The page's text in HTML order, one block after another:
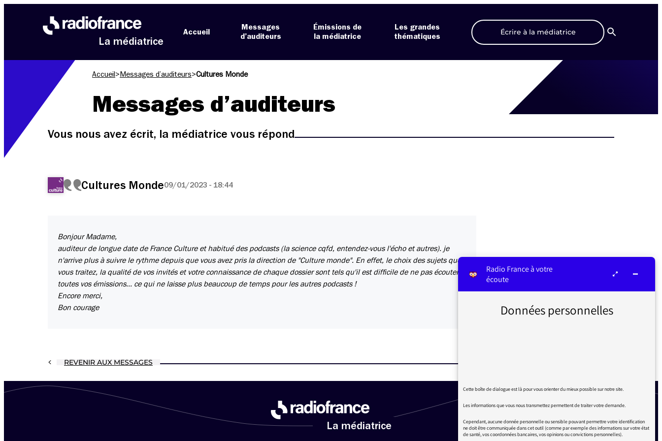
La médiatrice
Accueil
Messages
d’auditeurs
Émissions de
la médiatrice
Les grandes
thématiques
Écrire à la médiatrice
Recherche
Accueil > Messages d’auditeurs>Cultures Monde
Messages d’auditeurs
Vous nous avez écrit, la médiatrice vous répond
Cultures Monde09/01/2023 - 18:44
Bonjour Madame,
auditeur de longue date de France Culture et habitué des podcasts (la science cqfd, entendez-vous l'écho et autres). je
n'arrive plus à suivre le rythme depuis que vous avez pris la direction de "Culture monde". En effet, le choix des sujets que
vous traitez, la qualité de vos invités et votre connaissance de chaque dossier sont tels qu'il est difficile de ne pas écouter
toutes vos émissions... ce qui ne laisse plus beaucoup de temps pour les autres podcasts !
Encore merci,
Bon courage
REVENIR AUX MESSAGES
La médiatrice
Radio France à votre
écoute
Données personnelles
Cette boîte de dialogue est là pour vous orienter du mieux possible sur notre site.
Les informations que vous nous transmettez permettent de traiter votre demande.
Cependant, aucune donnée personnelle ou sensible pouvant permettre votre identification
ne doit être communiquée dans cet outil (comme par exemple des informations sur votre état
de santé, vos coordonnées bancaires, vos opinions ou convictions personnelles).